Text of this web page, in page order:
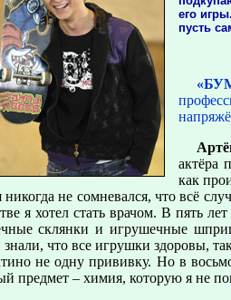
его
пусть
актёра
как
не сомневался, что всё
я хотел стать врачом. В пять
склянки и игрушечные
что все игрушки здоровы,
не одну прививку. Но в
предмет – химия, которую я не